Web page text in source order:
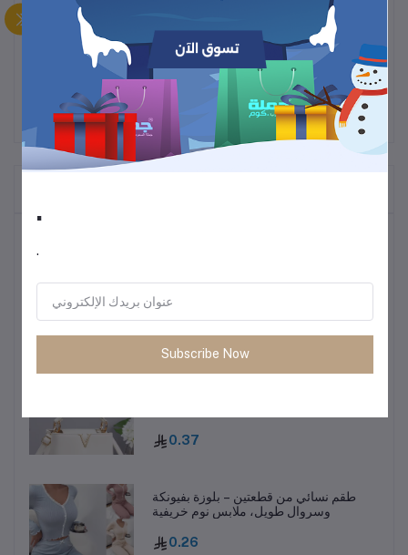
تصميم الورق يجمع بين اللمسة التقليدية والأناقة العتيقة ، مناسب للكتابة
اليدوية أو الاستخدام مع الأجهزة الإلكترونية المتوافقة مع ورق الكتابة.
0.37
طقم نسائي من قطعتين – بلوزة بفيونكة
وسروال طويل، ملابس نوم خريفية
0.26
.
.
Subscribe Now